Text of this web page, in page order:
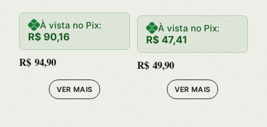
À vista no Pix:
R$ 90,16
R$ 94,90
VER MAIS
(FULL
COLOR)
À vista no Pix:
R$ 47,41
R$ 49,90
VER MAIS